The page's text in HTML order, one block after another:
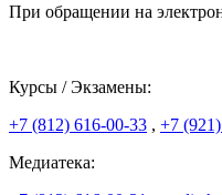
При обращении на
Курсы / Экзамены:
+7 (812) 616-00-33 , +7
Медиатека: